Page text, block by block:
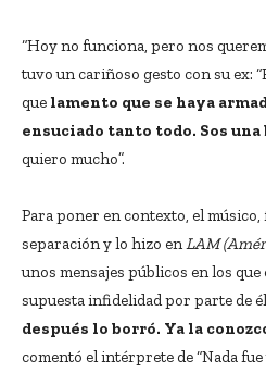
“Hoy no funciona, pero nos
tuvo un cariñoso gesto con su ex:
que lamento que se haya
ensuciado tanto todo. Sos
quiero mucho”.
Para poner en contexto, el
separación y lo hizo enLAM
unos mensajes públicos en los
supuesta infidelidad por parte de
después lo borró. Ya la
comentó el intérprete de “Nada